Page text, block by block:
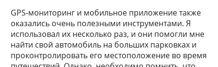
GPS-мониторинг и мобильное приложение также
оказались очень полезными инструментами. Я
использовал их несколько раз, и они помогли мне
найти свой автомобиль на больших парковках и
проконтролировать его местоположение во время